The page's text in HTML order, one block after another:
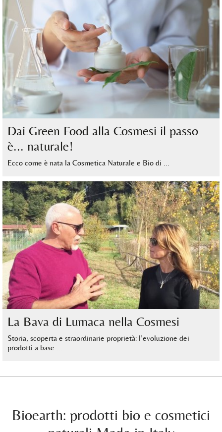
Dai Green Food alla Cosmesi il passo
è... naturale!
Ecco come è nata la Cosmetica Naturale e Bio di …
La Bava di Lumaca nella Cosmesi
Storia, scoperta e straordinarie proprietà: l’evoluzione dei
prodotti a base …
Bioearth: prodotti bio e cosmetici